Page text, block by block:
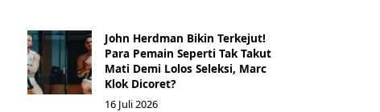
John Herdman Bikin Terkejut!
Para Pemain Seperti Tak Takut
Mati Demi Lolos Seleksi, Marc
Klok Dicoret?
16 Juli 2026